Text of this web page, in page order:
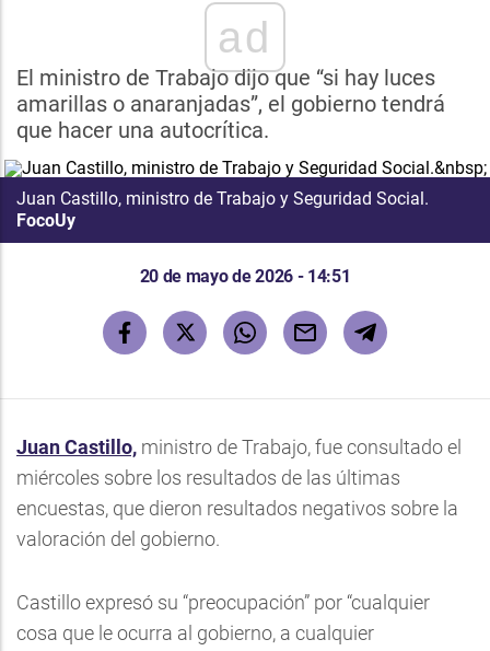
ad
El ministro de Trabajo dijo que “si hay luces
amarillas o anaranjadas”, el gobierno tendrá
que hacer una autocrítica.
Juan Castillo, ministro de Trabajo y Seguridad Social.
FocoUy
20 de mayo de 2026 - 14:51
Juan Castillo, ministro de Trabajo, fue consultado el
miércoles sobre los resultados de las últimas
encuestas, que dieron resultados negativos sobre la
valoración del gobierno.
Castillo expresó su “preocupación” por “cualquier
cosa que le ocurra al gobierno, a cualquier